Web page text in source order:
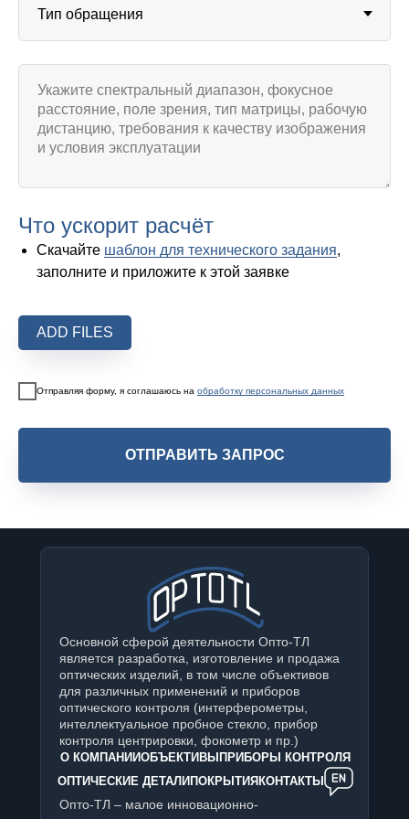
Что ускорит расчёт
Скачайте шаблон для технического задания,
заполните и приложите к этой заявке
ADD FILES
Отправляя форму, я соглашаюсь на обработку персональных данных
ОТПРАВИТЬ ЗАПРОС
Основной сферой деятельности Опто-ТЛ
является разработка, изготовление и продажа
оптических изделий, в том числе объективов
для различных применений и приборов
оптического контроля (интерферометры,
интеллектуальное пробное стекло, прибор
контроля центрировки, фокометр и пр.)
О КОМПАНИИОБЪЕКТИВЫПРИБОРЫ КОНТРОЛЯ
ОПТИЧЕСКИЕ ДЕТАЛИПОКРЫТИЯКОНТАКТЫ
Опто-ТЛ – малое инновационно-